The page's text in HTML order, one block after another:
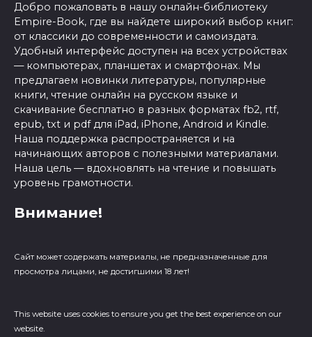
Добро пожаловать в нашу онлайн-библиотеку
Empire-Book, где вы найдете широкий выбор книг:
от классики до современности и самоиздата.
Удобный интерфейс доступен на всех устройствах
— компьютерах, планшетах и смартфонах. Мы
предлагаем новинки литературы, популярные
книги, чтение онлайн на русском языке и
скачивание бесплатно в разных форматах fb2, rtf,
epub, txt и pdf для iPad, iPhone, Android и Kindle.
Наша поддержка распространяется и на
начинающих авторов с полезными материалами.
Наша цель — вдохновлять на чтение и повышать
уровень грамотности.
Внимание!
Сайт может содержать материалы, не предназначенные для
просмотра лицами, не достигшими 18 лет!
This website uses cookies to ensure you get the best experience on our
website.